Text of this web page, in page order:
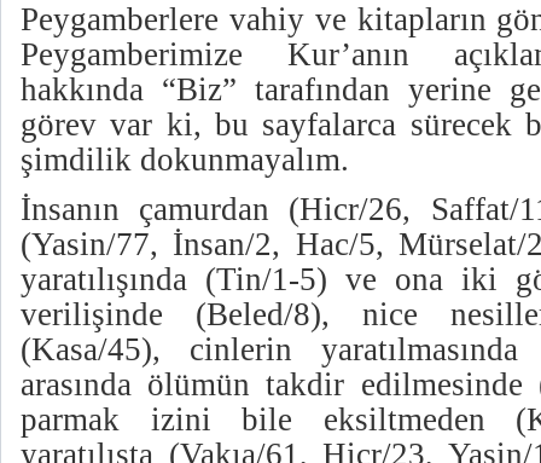
Peygamberlere vahiy ve kitapların
Peygamberimize Kur’anın
hakkında “Biz” tarafından yerine
görev var ki, bu sayfalarca sürecek
şimdilik dokunmayalım.
İnsanın çamurdan (Hicr/26, Saffat/
(Yasin/77, İnsan/2, Hac/5,
yaratılışında (Tin/1-5) ve ona iki
verilişinde (Beled/8), nice
(Kasa/45), cinlerin
arasında ölümün takdir edilmesinde
parmak izini bile eksiltmeden
yaratılışta (Vakıa/61, Hicr/23,